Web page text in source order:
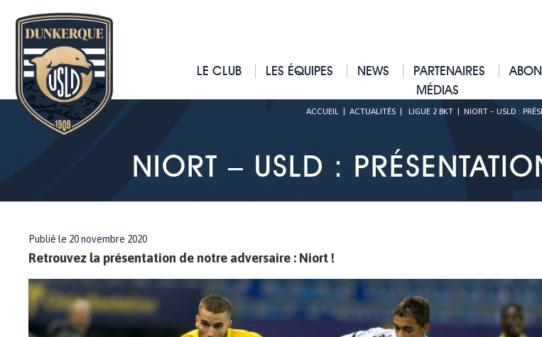
LE CLUB LES ÉQUIPES NEWS PARTENAIRES
MÉDIAS
ACCUEIL ACTUALITÉS LIGUE 2 BKT NIORT – USLD :
NIORT – USLD :
Publié le 20 novembre 2020
Retrouvez la présentation de notre adversaire : Niort !